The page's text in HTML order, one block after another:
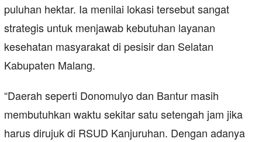
puluhan hektar. Ia menilai lokasi tersebut sangat
strategis untuk menjawab kebutuhan layanan
kesehatan masyarakat di pesisir dan Selatan
Kabupaten Malang.
“Daerah seperti Donomulyo dan Bantur masih
membutuhkan waktu sekitar satu setengah jam jika
harus dirujuk di RSUD Kanjuruhan. Dengan adanya